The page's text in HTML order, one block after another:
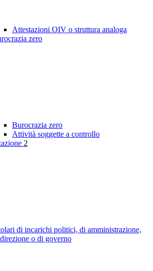
Attestazioni OIV o struttura analoga
zero
Burocrazia zero
Attività soggette a controllo
2
di incarichi politici, di amministrazione,
o di governo